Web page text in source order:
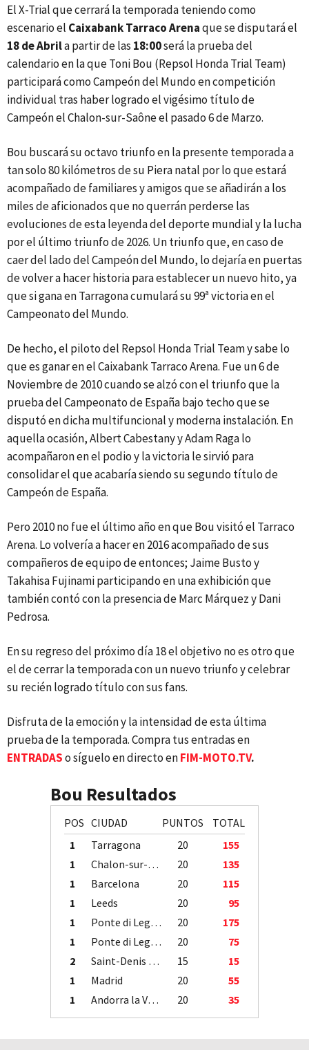
El X-Trial que cerrará la temporada teniendo como
escenario el Caixabank Tarraco Arenaque se disputará el
18 de Abrila partir de las 18:00será la prueba del
calendario en la que Toni Bou (Repsol Honda Trial Team)
participará como Campeón del Mundo en competición
individual tras haber logrado el vigésimo título de
Campeón el Chalon-sur-Saône el pasado 6 de Marzo.
Bou buscará su octavo triunfo en la presente temporada a
tan solo 80 kilómetros de su Piera natal por lo que estará
acompañado de familiares y amigos que se añadirán a los
miles de aficionados que no querrán perderse las
evoluciones de esta leyenda del deporte mundial y la lucha
por el último triunfo de 2026. Un triunfo que, en caso de
caer del lado del Campeón del Mundo, lo dejaría en puertas
de volver a hacer historia para establecer un nuevo hito, ya
que si gana en Tarragona cumulará su 99ª victoria en el
Campeonato del Mundo.
De hecho, el piloto del Repsol Honda Trial Team y sabe lo
que es ganar en el Caixabank Tarraco Arena. Fue un 6 de
Noviembre de 2010 cuando se alzó con el triunfo que la
prueba del Campeonato de España bajo techo que se
disputó en dicha multifuncional y moderna instalación. En
aquella ocasión, Albert Cabestany y Adam Raga lo
acompañaron en el podio y la victoria le sirvió para
consolidar el que acabaría siendo su segundo título de
Campeón de España.
Pero 2010 no fue el último año en que Bou visitó el Tarraco
Arena. Lo volvería a hacer en 2016 acompañado de sus
compañeros de equipo de entonces; Jaime Busto y
Takahisa Fujinami participando en una exhibición que
también contó con la presencia de Marc Márquez y Dani
Pedrosa.
En su regreso del próximo día 18 el objetivo no es otro que
el de cerrar la temporada con un nuevo triunfo y celebrar
su recién logrado título con sus fans.
Disfruta de la emoción y la intensidad de esta última
prueba de la temporada. Compra tus entradas en
ENTRADASo síguelo en directo enFIM-MOTO.TV.
Bou Resultados
POS CIUDAD PUNTOS
TOTAL
1
Tarragona 20
155
1
Chalon-sur-Saône 20
135
1
Barcelona 20
115
1
Leeds 20
95
1
Ponte di Legno 20
175
1
Ponte di Legno 20
75
2
Saint-Denis / Île de la Réunion 15
15
1
Madrid 20
55
1
Andorra la Vella 20 35